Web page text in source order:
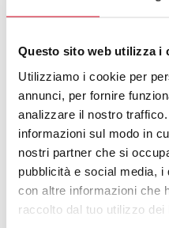
Questo sito web utilizza i
Utilizziamo i cookie per
annunci, per fornire
analizzare il nostro
informazioni sul modo in
nostri partner che si
pubblicità e social media, i
con altre informazioni che
raccolto dal tuo utilizzo dei
Maggio 2021
Marzo 2021
Novembre 2020
Ottobre 2020
Settembre 2020
Agosto 2020
Luglio 2020
Giugno 2020
Maggio 2020